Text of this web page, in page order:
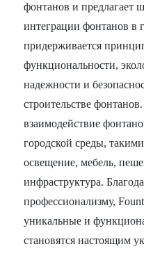
фонтанов и предлагает
интеграции фонтанов в
придерживается
функциональности,
надежности и
строительстве
взаимодействие
городской среды,
освещение, мебель,
инфраструктура.
профессионализму,
уникальные и
становятся настоящим